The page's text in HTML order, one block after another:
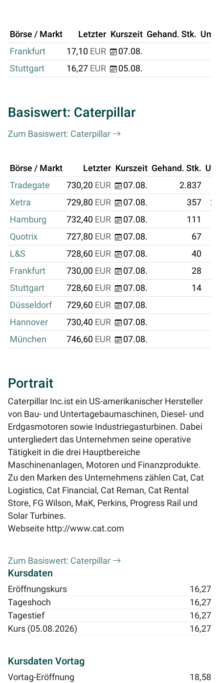
Börse / Markt Letzter Kurszeit Gehand. Stk.
Frankfurt
17,10 EUR
07.08.
Stuttgart
16,27 EUR 05.08.
Basiswert: Caterpillar
Zum Basiswert: Caterpillar
Börse / Markt Letzter Kurszeit Gehand. Stk.
Tradegate
730,20 EUR 07.08. 2.837
Xetra
729,80 EUR 07.08. 357
Hamburg
732,40 EUR 07.08. 111
Quotrix
727,80 EUR 07.08. 67
L&S
728,60 EUR 07.08. 40
Frankfurt
730,00 EUR 07.08. 28
Stuttgart
728,60 EUR 07.08. 14
Düsseldorf
729,60 EUR
07.08.
Hannover
730,40 EUR
07.08.
München
746,60 EUR 07.08.
Portrait
Caterpillar Inc.ist ein US-amerikanischer Hersteller
von Bau- und Untertagebaumaschinen, Diesel- und
Erdgasmotoren sowie Industriegasturbinen. Dabei
untergliedert das Unternehmen seine operative
Tätigkeit in die drei Hauptbereiche
Maschinenanlagen, Motoren und Finanzprodukte.
Zu den Marken des Unternehmens zählen Cat, Cat
Logistics, Cat Financial, Cat Reman, Cat Rental
Store, FG Wilson, MaK, Perkins, Progress Rail und
Solar Turbines.
Webseite http://www.cat.com
Zum Basiswert: Caterpillar
Kursdaten
Eröffnungskurs
16,27
Tageshoch
16,27
Tagestief
16,27
Kurs (05.08.2026)
16,27
Kursdaten Vortag
Vortag-Eröffnung
18,58